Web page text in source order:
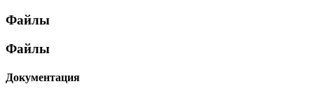
Файлы
Файлы
Документация